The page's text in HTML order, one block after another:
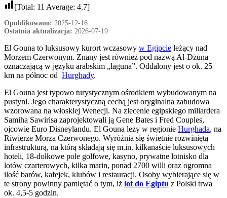
[Total: 11 Average: 4.7]
Opublikowano: 2025-12-16
Ostatnia aktualizacja: 2026-07-19
El Gouna to luksusowy kurort wczasowy w Egipcie leżący nad
Morzem Czerwonym. Znany jest również pod nazwą Al-Dżuna
oznaczającą w języku arabskim „laguna”. Oddalony jest o ok. 25
km na północ od Hurghady.
El Gouna jest typowo turystycznym ośrodkiem wybudowanym na
pustyni. Jego charakterystyczną cechą jest oryginalna zabudowa
wzorowana na włoskiej Wenecji. Na zlecenie egipskiego miliardera
Samiha Sawirisa zaprojektowali ją Gene Bates i Fred Couples,
ojcowie Euro Disneylandu. El Gouna leży w regionie Hurghada, na
Riwierze Morza Czerwonego. Wyróżnia się świetnie rozwiniętą
infrastrukturą, na którą składają się m.in. kilkanaście luksusowych
hoteli, 18-dołkowe pole golfowe, kasyno, prywatne lotnisko dla
lotów czarterowych, kilka marin, ponad 2700 willi oraz ogromna
ilość barów, kafejek, klubów i restauracji. Osoby wybierające się w
te strony powinny pamiętać o tym, iż lot do Egiptu z Polski trwa
ok. 4,5-5 godzin.